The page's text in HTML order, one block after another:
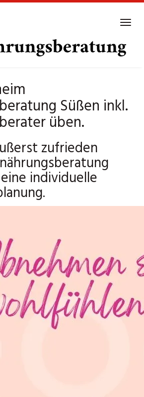
Süßen inkl.
üben.
zufrieden
individuelle